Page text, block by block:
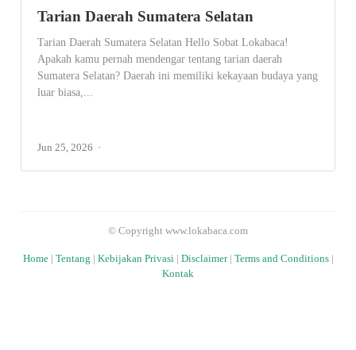
Tarian Daerah Sumatera Selatan
Tarian Daerah Sumatera Selatan Hello Sobat Lokabaca!
Apakah kamu pernah mendengar tentang tarian daerah
Sumatera Selatan? Daerah ini memiliki kekayaan budaya yang
luar biasa,...
Jun 25, 2026
© Copyright www.lokabaca.com
Home| Tentang Kebijakan Privasi| Disclaimer| Terms and Conditions|
Kontak